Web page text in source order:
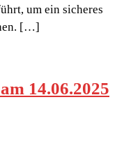
um ein sicheres
[…]
14.06.2025